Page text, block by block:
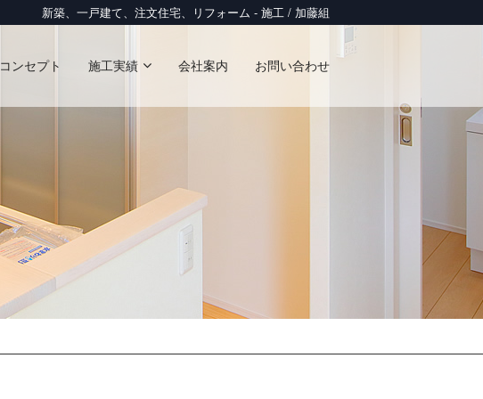
新築、一戸建て、注文住宅、リフォーム - 施工 / 加藤組
コンセプト 施工実績 会社案内 お問い合わせ